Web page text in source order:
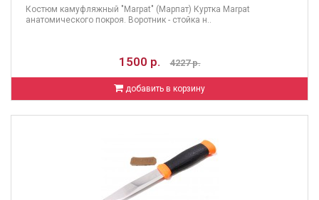
Костюм камуфляжный "Marpat" (Марпат) Куртка Marpat
анатомического покроя. Воротник - стойка н..
1500 р. 4227 р.
добавить в корзину